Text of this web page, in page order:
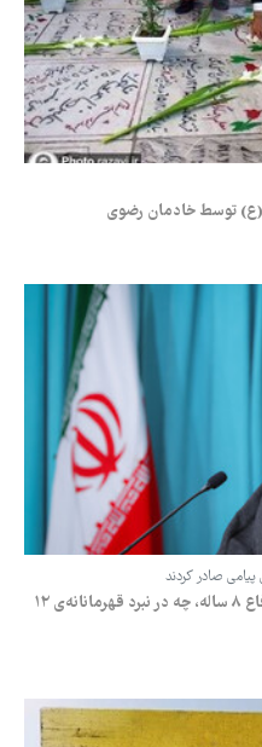
توسط خادمان رضوی
صادر کردند
شهادت پاداش مجاهدت است؛ چه در دفاع ۸ ساله، چه در نبرد قهرمانانه‌ی ۱۲